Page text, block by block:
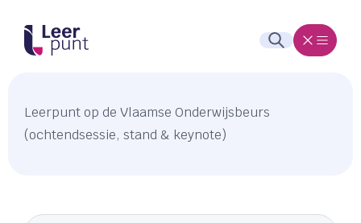
Leerpunt op de Vlaamse Onderwijsbeurs
(ochtendsessie, stand & keynote)